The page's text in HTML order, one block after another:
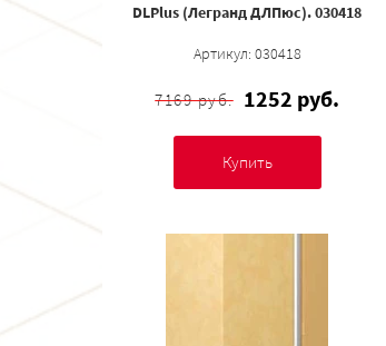
DLPlus (Легранд ДЛПюс). 030418
Артикул: 030418
7169 руб. 1252 руб.
Купить